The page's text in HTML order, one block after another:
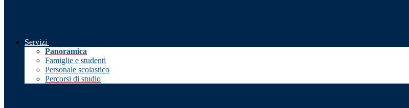
Servizi
Panoramica
Famiglie e studenti
Personale scolastico
Percorsi di studio